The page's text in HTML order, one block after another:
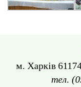
м. Харків
тел.